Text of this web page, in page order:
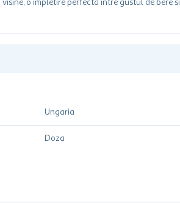
o impletire perfecta intre gustul de bere si
Ungaria
Doza